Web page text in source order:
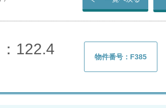
122.4
物件番号：F385